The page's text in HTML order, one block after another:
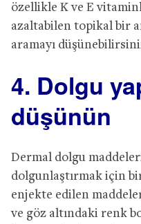
özellikle K ve E
azaltabilen topikal bir
aramayı
4. Dolgu
düşünün
Dermal dolgu
dolgunlaştırmak için
enjekte edilen
ve göz altındaki renk